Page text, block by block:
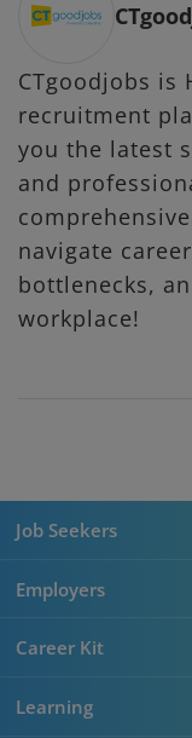
CTgoodjobs is
recruitment
you the latest
and
navigate
bottlenecks,
workplace!
Job Seekers
Employers
Career Kit
Learning